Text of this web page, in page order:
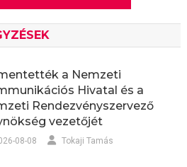
a Nemzeti
Hivatal és a
Rendezvényszervező
vezetőjét
08-08 Tokaji Tamás